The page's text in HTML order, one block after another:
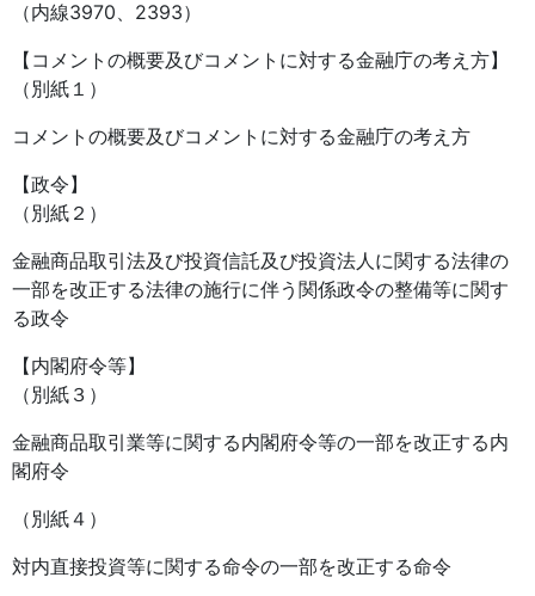
（内線3970、2393）
【コメントの概要及びコメントに対する金融庁の考え方】
（別紙１）
コメントの概要及びコメントに対する金融庁の考え方
【政令】
（別紙２）
金融商品取引法及び投資信託及び投資法人に関する法律の
一部を改正する法律の施行に伴う関係政令の整備等に関す
る政令
【内閣府令等】
（別紙３）
金融商品取引業等に関する内閣府令等の一部を改正する内
閣府令
（別紙４）
対内直接投資等に関する命令の一部を改正する命令